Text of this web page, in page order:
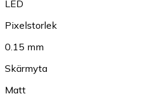
LED
Pixelstorlek
0.15 mm
Skärmyta
Matt